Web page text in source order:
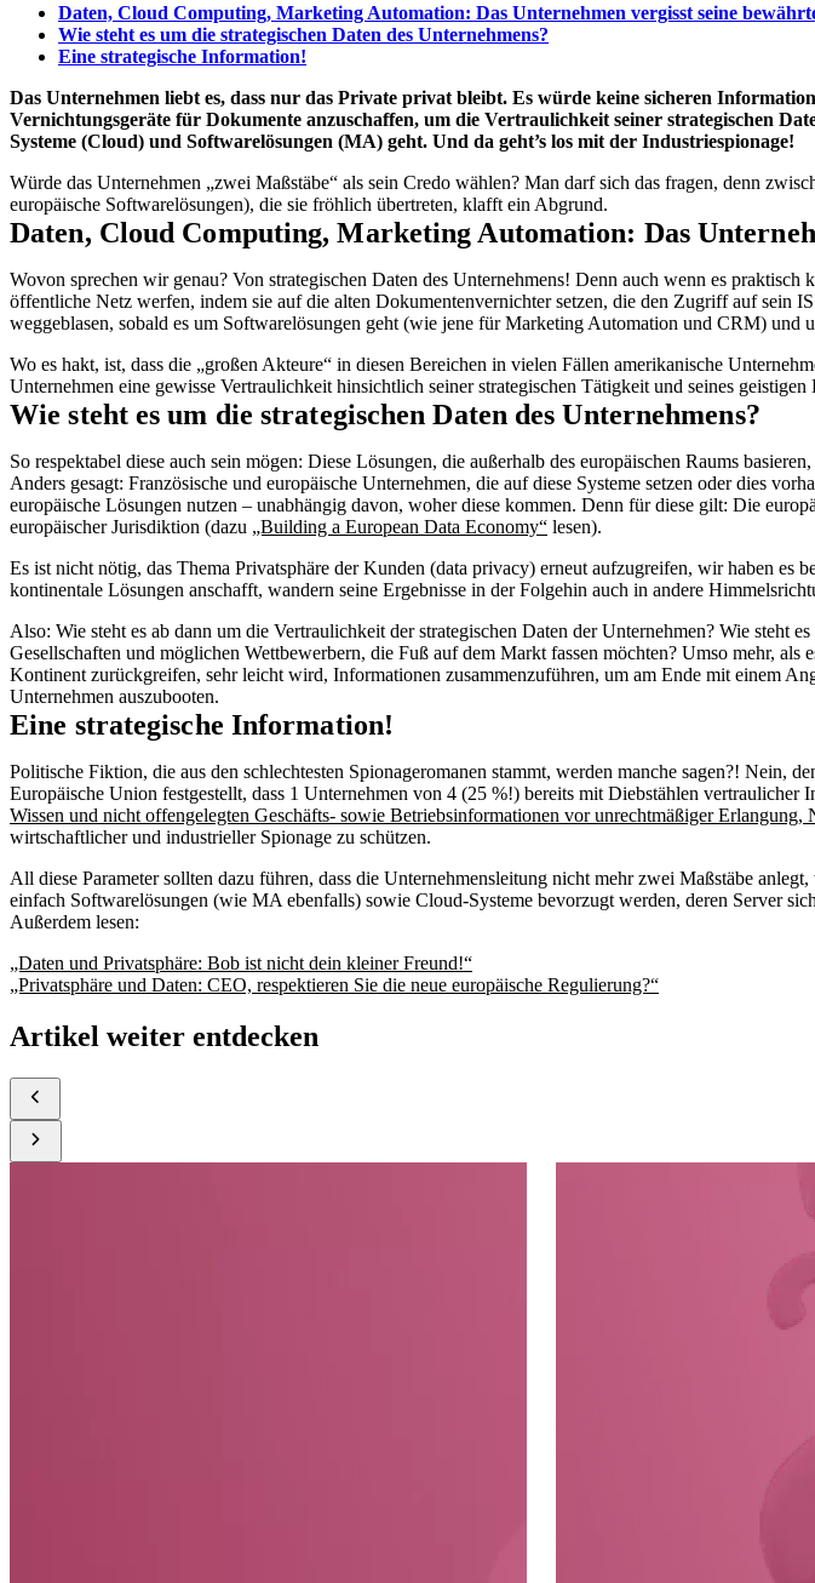
Daten, Cloud Computing, Marketing Automation: Das Unternehmen vergisst seine
Wie steht es um die strategischen Daten des Unternehmens?
Eine strategische Information!
Das Unternehmen liebt es, dass nur das Private privat bleibt. Es würde keine sicheren
Vernichtungsgeräte für Dokumente anzuschaffen, um die Vertraulichkeit seiner strategischen
Systeme (Cloud) und Softwarelösungen (MA) geht. Und da geht’s los mit der Industriespionage!
Würde das Unternehmen „zwei Maßstäbe“ als sein Credo wählen? Man darf sich das fragen, denn
europäische Softwarelösungen), die sie fröhlich übertreten, klafft ein Abgrund.
Daten, Cloud Computing, Marketing Automation: Das
Wovon sprechen wir genau? Von strategischen Daten des Unternehmens! Denn auch wenn es
öffentliche Netz werfen, indem sie auf die alten Dokumentenvernichter setzen, die den Zugriff auf sein
weggeblasen, sobald es um Softwarelösungen geht (wie jene für Marketing Automation und CRM) und
Wo es hakt, ist, dass die „großen Akteure“ in diesen Bereichen in vielen Fällen amerikanische
Unternehmen eine gewisse Vertraulichkeit hinsichtlich seiner strategischen Tätigkeit und seines
Wie steht es um die strategischen Daten des Unternehmens?
So respektabel diese auch sein mögen: Diese Lösungen, die außerhalb des europäischen Raums
Anders gesagt: Französische und europäische Unternehmen, die auf diese Systeme setzen oder dies
europäische Lösungen nutzen – unabhängig davon, woher diese kommen. Denn für diese gilt: Die
europäischer Jurisdiktion (dazu „Building a European Data Economy“ lesen).
Es ist nicht nötig, das Thema Privatsphäre der Kunden (data privacy) erneut aufzugreifen, wir haben es
kontinentale Lösungen anschafft, wandern seine Ergebnisse in der Folgehin auch in andere
Also: Wie steht es ab dann um die Vertraulichkeit der strategischen Daten der Unternehmen? Wie steht
Gesellschaften und möglichen Wettbewerbern, die Fuß auf dem Markt fassen möchten? Umso mehr,
Kontinent zurückgreifen, sehr leicht wird, Informationen zusammenzuführen, um am Ende mit einem
Unternehmen auszubooten.
Eine strategische Information!
Politische Fiktion, die aus den schlechtesten Spionageromanen stammt, werden manche sagen?! Nein,
Europäische Union festgestellt, dass 1 Unternehmen von 4 (25 %!) bereits mit Diebstählen
Wissen und nicht offengelegten Geschäfts- sowie Betriebsinformationen vor unrechtmäßiger
wirtschaftlicher und industrieller Spionage zu schützen.
All diese Parameter sollten dazu führen, dass die Unternehmensleitung nicht mehr zwei Maßstäbe
einfach Softwarelösungen (wie MA ebenfalls) sowie Cloud-Systeme bevorzugt werden, deren Server
Außerdem lesen:
„Daten und Privatsphäre: Bob ist nicht dein kleiner Freund!“
„Privatsphäre und Daten: CEO, respektieren Sie die neue europäische Regulierung?“
Artikel weiter entdecken